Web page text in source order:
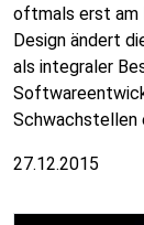
oftmals erst am
Design ändert
als integraler
Schwachstellen
27.12.2015